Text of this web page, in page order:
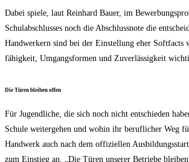
Dabei spie­le, laut Rein­hard Bau­er, im
Schul­ab­schlus­ses noch die Abschluss­no­te die
Hand­wer­kern sind bei der Ein­stel­lung eher
fä­hig­keit, Umgangs­for­men und Zuver­läs­sig­keit
Die Türen blei­ben offen
Für Jugend­li­che, die sich noch nicht ent­schie­den
Schu­le wei­ter­ge­hen und wohin ihr beruf­li­cher Weg
Hand­werk auch nach dem offi­zi­el­len
zum Ein­stieg an. „Die Türen unse­rer Betrie­be